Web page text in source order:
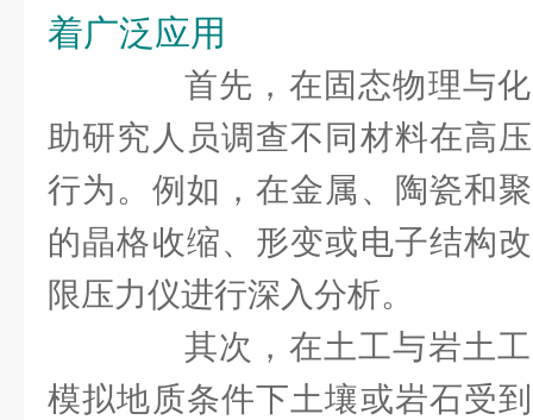
着广泛应用
首先，在固态物理与化
助研究人员调查不同材料在高
行为。例如，在金属、陶瓷和
的晶格收缩、形变或电子结构
限压力仪进行深入分析。
其次，在土工与岩土工
模拟地质条件下土壤或岩石受